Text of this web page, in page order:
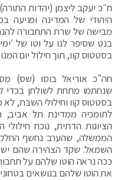
ח״כ יעקב ליצמן (יהדות
היהודי של המדינה ופגיעה
מבישה של שרת התחבורה
בנט שסיפר לנו על וטו של
בסטטוס קוו, תוך חילול יום
חה"כ אוריאל בוסו (שס)
שנחתמו מתחת לשולחן בכדי
בסטטוס קוו וחילולי השבת,
לתומכיה ממדינת תל אביב,
הציונות הדתית, נוכח
הממשלה, שהערב נחשף
השמאל. שקד הצהירה שהם
ככה נראה הוטו שלהם על
את הוטו שלהם בנושאים